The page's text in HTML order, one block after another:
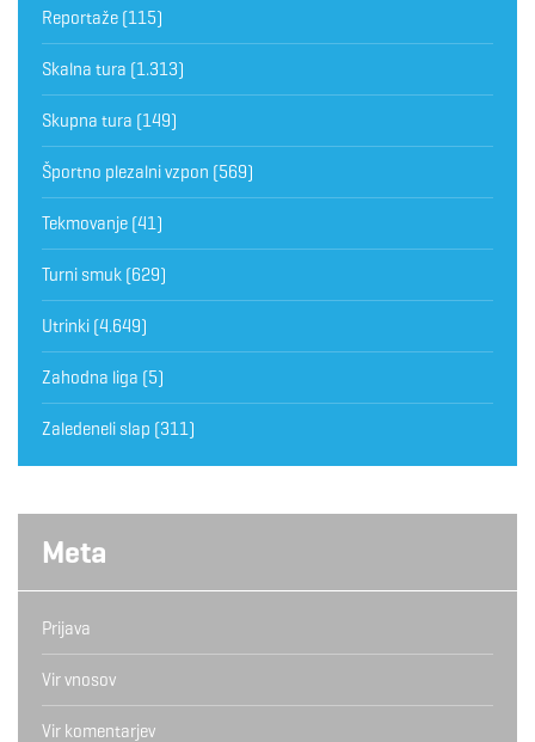
Reportaže (115)
Skalna tura (1.313)
Skupna tura (149)
Športno plezalni vzpon (569)
Tekmovanje (41)
Turni smuk (629)
Utrinki (4.649)
Zahodna liga (5)
Zaledeneli slap (311)
Meta
Prijava
Vir vnosov
Vir komentarjev